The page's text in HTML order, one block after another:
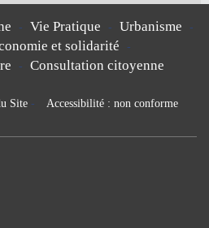
- Vie Pratique - Urbanisme -
et solidarité -
- Consultation citoyenne
Site- Accessibilité : non conforme